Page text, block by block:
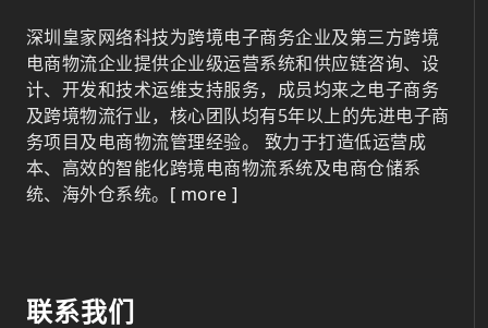
深圳皇家网络科技为跨境电子商务企业及第三方跨境
电商物流企业提供企业级运营系统和供应链咨询、设
计、开发和技术运维支持服务，成员均来之电子商务
及跨境物流行业，核心团队均有5年以上的先进电子商
务项目及电商物流管理经验。 致力于打造低运营成
本、高效的智能化跨境电商物流系统及电商仓储系
统、海外仓系统。 [ more ]
联系我们